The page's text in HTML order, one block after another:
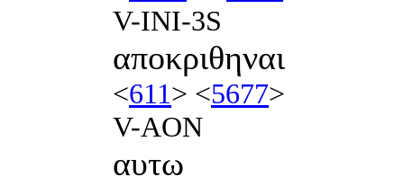
V-INI-3S
αποκριθηναι
<611> <5677>
V-AON
αυτω